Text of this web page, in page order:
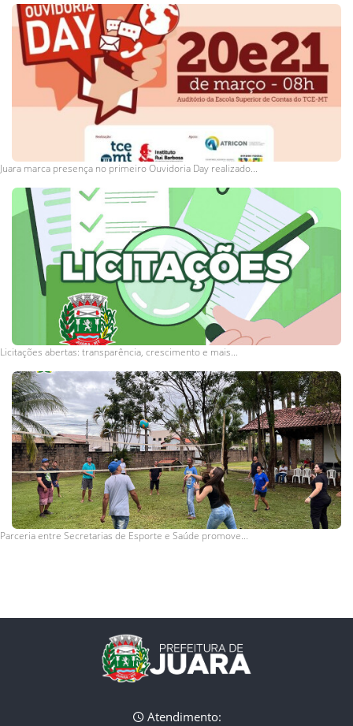
Juara marca presença no primeiro Ouvidoria Day realizado...
Licitações abertas: transparência, crescimento e mais...
Parceria entre Secretarias de Esporte e Saúde promove...
Atendimento: